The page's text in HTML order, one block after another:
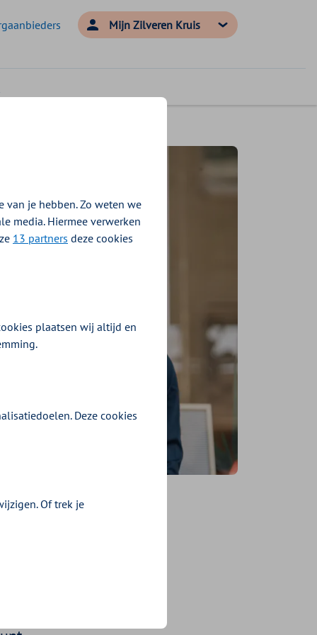
Mijn Zilveren Kruis
van je hebben. Zo weten we
media. Hiermee verwerken
13 partners deze cookies
plaatsen wij altijd en
Deze cookies
Of trek je